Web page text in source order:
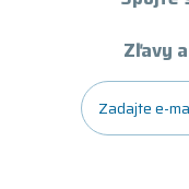
Zľavy